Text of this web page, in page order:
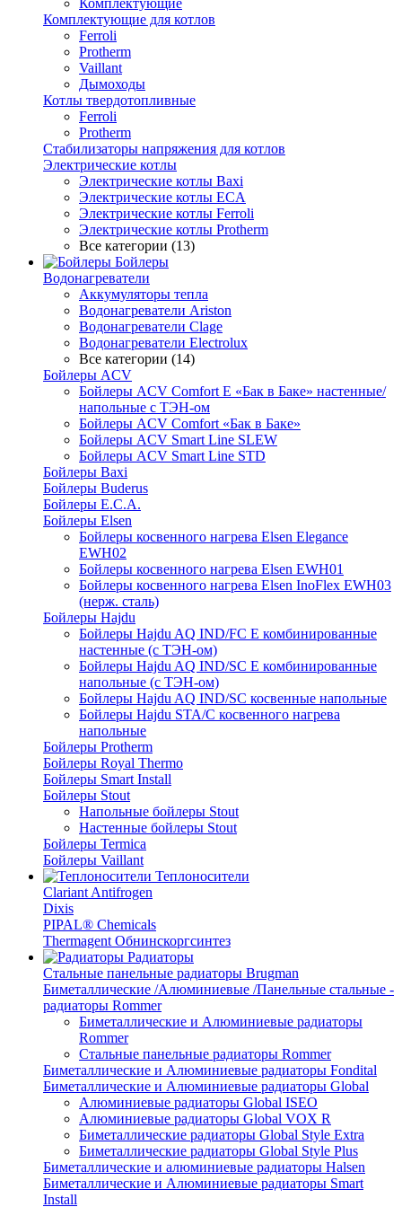
Комплектующие
Комплектующие для котлов
Ferroli
Protherm
Vaillant
Дымоходы
Котлы твердотопливные
Ferroli
Protherm
Стабилизаторы напряжения для котлов
Электрические котлы
Электрические котлы Baxi
Электрические котлы ECA
Электрические котлы Ferroli
Электрические котлы Protherm
Все категории (13)
Бойлеры
Водонагреватели
Аккумуляторы тепла
Водонагреватели Ariston
Водонагреватели Clage
Водонагреватели Electrolux
Все категории (14)
Бойлеры ACV
Бойлеры ACV Comfort E «Бак в Баке» настенные/
напольные c ТЭН-ом
Бойлеры ACV Comfort «Бак в Баке»
Бойлеры ACV Smart Line SLEW
Бойлеры ACV Smart Line STD
Бойлеры Baxi
Бойлеры Buderus
Бойлеры E.C.A.
Бойлеры Elsen
Бойлеры косвенного нагрева Elsen Elegance
EWH02
Бойлеры косвенного нагрева Elsen EWH01
Бойлеры косвенного нагрева Elsen InoFlex EWH03
(нерж. сталь)
Бойлеры Hajdu
Бойлеры Hajdu AQ IND/FC E комбинированные
настенные (с ТЭН-ом)
Бойлеры Hajdu AQ IND/SC E комбинированные
напольные (с ТЭН-ом)
Бойлеры Hajdu AQ IND/SC косвенные напольные
Бойлеры Hajdu STA/C косвенного нагрева
напольные
Бойлеры Protherm
Бойлеры Royal Thermo
Бойлеры Smart Install
Бойлеры Stout
Напольные бойлеры Stout
Настенные бойлеры Stout
Бойлеры Termica
Бойлеры Vaillant
Теплоносители
Clariant Antifrogen
Dixis
PIPAL® Chemicals
Thermagent Обнинскоргсинтез
Радиаторы
Стальные панельные радиаторы Brugman
Биметаллические /Алюминиевые /Панельные стальные -
радиаторы Rommer
Биметаллические и Алюминиевые радиаторы
Rommer
Стальные панельные радиаторы Rommer
Биметаллические и Алюминиевые радиаторы Fondital
Биметаллические и Алюминиевые радиаторы Global
Алюминиевые радиаторы Global ISEO
Алюминиевые радиаторы Global VOX R
Биметаллические радиаторы Global Style Extra
Биметаллические радиаторы Global Style Plus
Биметаллические и алюминиевые радиаторы Halsen
Биметаллические и Алюминиевые радиаторы Smart
Install